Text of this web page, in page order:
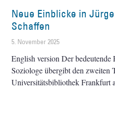
Neue Einblicke in
Schaffen
5. November 2025
English version Der
Soziologe übergibt den zweiten
Universitätsbibliothek Frankfurt